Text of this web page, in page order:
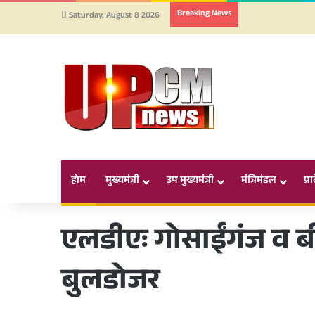
Saturday, August 8 2026 Breaking News
होम मुख्यमंत्री उप मुख्यमंत्री मंत्रिमंडल
एलडीएः गोसाईंगंज व
बुलडोजर